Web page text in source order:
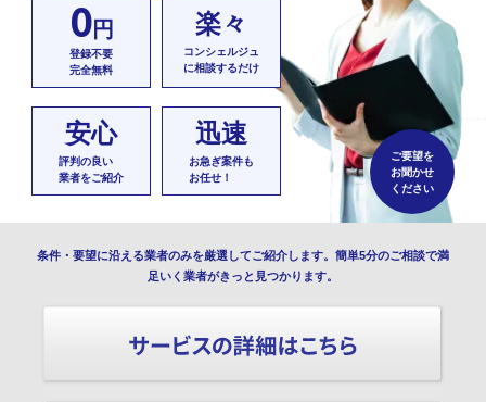
0円
登録不要
完全無料
楽々
コンシェルジュ
に相談するだけ
安心
評判の良い
業者をご紹介
迅速
お急ぎ案件も
お任せ！
ご要望を
お聞かせ
ください
条件・要望に沿える業者のみを厳選してご紹介します。簡単5分のご相談で満
足いく業者がきっと見つかります。